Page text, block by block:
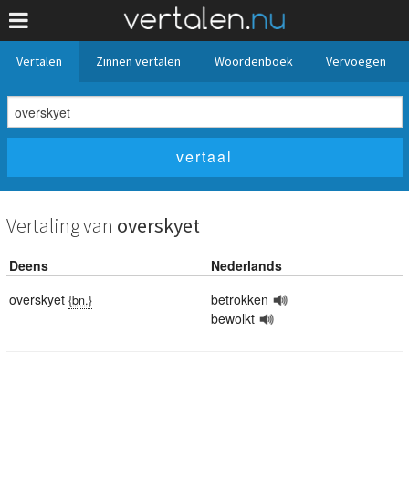
Vertalen Zinnen vertalen Woordenboek Vervoegen
Vertaling van overskyet
Deens
Nederlands
overskyet {bn.}
betrokken
bewolkt